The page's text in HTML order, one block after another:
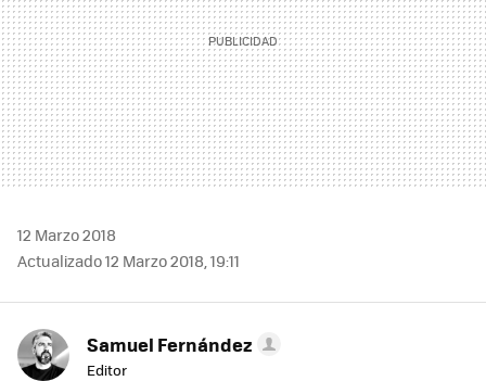
12 Marzo 2018
Actualizado 12 Marzo 2018, 19:11
Samuel Fernández
Editor